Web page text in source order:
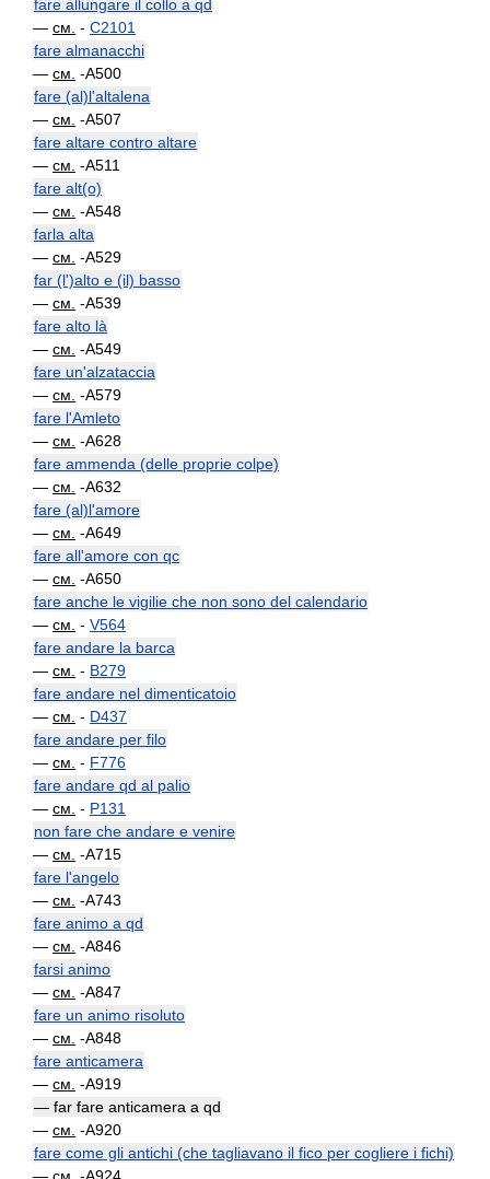
fare allungare il collo a qd
— см. - C2101
fare almanacchi
— см. -A500
fare (al)l'altalena
— см. -A507
fare altare contro altare
— см. -A511
fare alt(o)
— см. -A548
farla alta
— см. -A529
far (l')alto e (il) basso
— см. -A539
fare alto là
— см. -A549
fare un'alzataccia
— см. -A579
fare l'Amleto
— см. -A628
fare ammenda (delle proprie colpe)
— см. -A632
fare (al)l'amore
— см. -A649
fare all'amore con qc
— см. -A650
fare anche le vigilie che non sono del calendario
— см. - V564
fare andare la barca
— см. - B279
fare andare nel dimenticatoio
— см. - D437
fare andare per filo
— см. - F776
fare andare qd al palio
— см. - P131
non fare che andare e venire
— см. -A715
fare l'angelo
— см. -A743
fare animo a qd
— см. -A846
farsi animo
— см. -A847
fare un animo risoluto
— см. -A848
fare anticamera
— см. -A919
— far fare anticamera a qd
— см. -A920
fare come gli antichi (che tagliavano il fico per cogliere i fichi)